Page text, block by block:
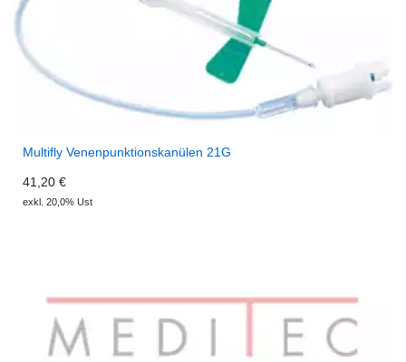
Multifly Venenpunktionskanülen 21G
41,20 €
exkl. 20,0% Ust